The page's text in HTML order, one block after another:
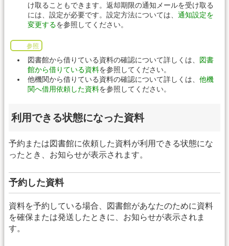
け取ることもできます。返却期限の通知メールを受け取る
には、設定が必要です。設定方法については、 通知設定を
変更するを参照してください。
参照
図書館から借りている資料の確認について詳しくは、 図書
館から借りている資料を参照してください。
他機関から借りている資料の確認について詳しくは、 他機
関へ借用依頼した資料を参照してください。
利用できる状態になった資料
予約または図書館に依頼した資料が利用できる状態にな
ったとき、お知らせが表示されます。
予約した資料
資料を予約している場合、図書館があなたのために資料
を確保または発送したときに、お知らせが表示されま
す。